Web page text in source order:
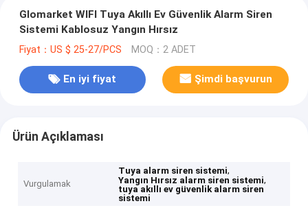
Glomarket WIFI Tuya Akıllı Ev Güvenlik Alarm Siren
Sistemi Kablosuz Yangın Hırsız
Fiyat：US $ 25-27/PCS MOQ：2 ADET
En iyi fiyat Şimdi başvurun
Ürün Açıklaması
Vurgulamak
Tuya alarm siren sistemi,
Yangın Hırsız alarm siren sistemi,
tuya akıllı ev güvenlik alarm siren
sistemi